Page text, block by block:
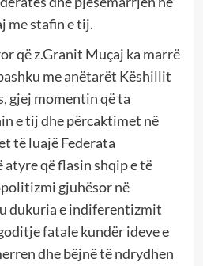
me stafin e tij.
që z.Granit Muçaj ka marrë
me anëtarët Këshillit
gjej momentin që ta
e tij dhe përcaktimet në
të luajë Federata
që flasin shqip e të
gjuhësor në
dukuria e indiferentizmit
fatale kundër ideve e
dhe bëjnë të ndrydhen